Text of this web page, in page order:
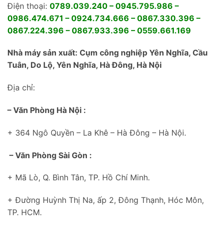
Điện thoại: 0789.039.240 – 0945.795.986 –
0986.474.671 – 0924.734.666 – 0867.330.396 –
0867.224.396 – 0867.933.396 – 0559.661.169
Nhà máy sản xuất: Cụm công nghiệp Yên Nghĩa, Cầu
Tuân, Do Lộ, Yên Nghĩa, Hà Đông, Hà Nội
Địa chỉ:
– Văn Phòng Hà Nội :
+ 364 Ngô Quyền – La Khê – Hà Đông – Hà Nội.
– Văn Phòng Sài Gòn :
+ Mã Lò, Q. Bình Tân, TP. Hồ Chí Minh.
+ Đường Huỳnh Thị Na, ấp 2, Đông Thạnh, Hóc Môn,
TP. HCM.